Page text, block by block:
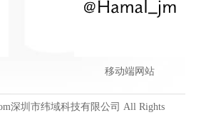
移动端网站
深圳市纬域科技有限公司 All Rights